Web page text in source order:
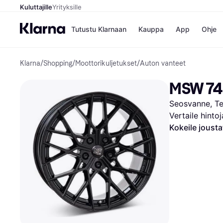
KuluttajilleYrityksille
Tutustu Klarnaan Kauppa
Kaupat
Gigantti
H&M
Peten
Wolt
App Ohje
Klarna/Shopping/Moottorikuljetukset/Auton vanteet
MSW
Seosvanne,
Vertaile
Kokeile